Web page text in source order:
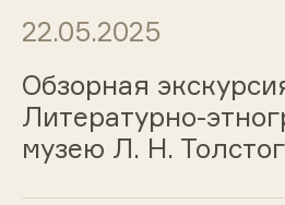
22.05.2025
Обзорная
Литературно-
музею Л. Н.